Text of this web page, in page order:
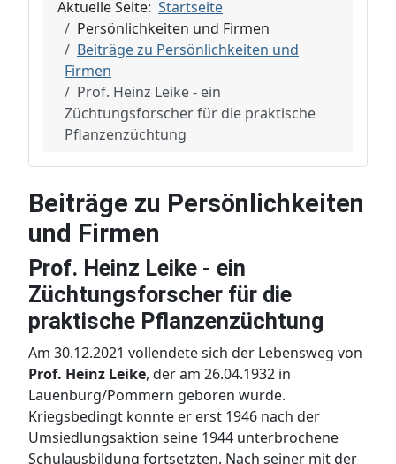
Aktuelle Seite: Startseite
Persönlichkeiten und Firmen
Beiträge zu Persönlichkeiten und
Firmen
Prof. Heinz Leike - ein
Züchtungsforscher für die praktische
Pflanzenzüchtung
Beiträge zu Persönlichkeiten
und Firmen
Prof. Heinz Leike - ein
Züchtungsforscher für die
praktische Pflanzenzüchtung
Am 30.12.2021 vollendete sich der Lebensweg von
Prof. Heinz Leike, der am 26.04.1932 in
Lauenburg/Pommern geboren wurde.
Kriegsbedingt konnte er erst 1946 nach der
Umsiedlungsaktion seine 1944 unterbrochene
Schulausbildung fortsetzten. Nach seiner mit der